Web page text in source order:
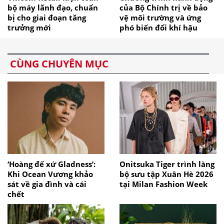
bộ máy lãnh đạo, chuẩn
bị cho giai đoạn tăng
trưởng mới
của Bộ Chính trị về bảo
vệ môi trường và ứng
phó biến đổi khí hậu
CÙNG CHUYÊN MỤC
‘Hoàng đế xứ Gladness’:
Khi Ocean Vương khảo
sát về gia đình và cái
chết
Onitsuka Tiger trình làng
bộ sưu tập Xuân Hè 2026
tại Milan Fashion Week